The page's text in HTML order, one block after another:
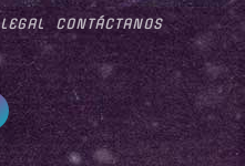
CONTÁCTANOS